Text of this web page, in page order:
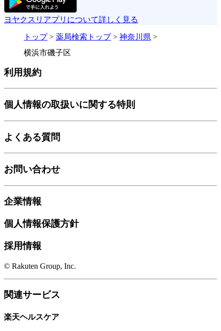
ヨヤクスリアプリについて詳しく見る
トップ> 薬局検索トップ> 神奈川県 >
横浜市磯子区
利用規約
個人情報の取扱いに関する特則
よくある質問
お問い合わせ
企業情報
個人情報保護方針
採用情報
© Rakuten Group, Inc.
関連サービス
楽天ヘルスケア